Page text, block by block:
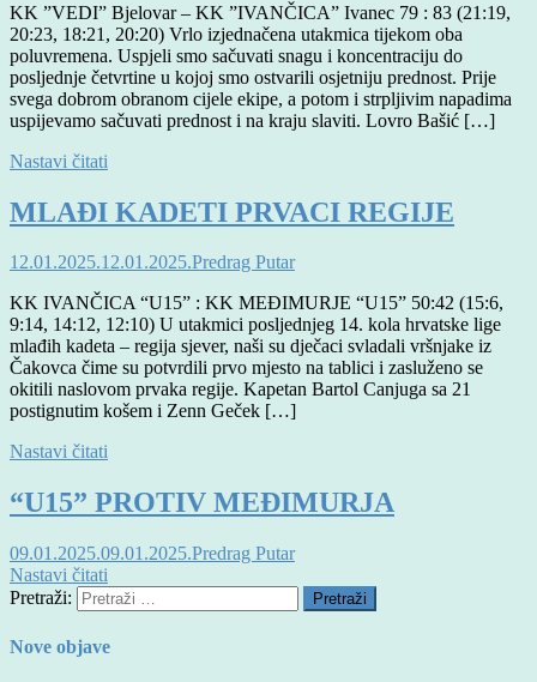
KK ”VEDI” Bjelovar – KK ”IVANČICA” Ivanec 79 : 83 (21:19,
20:23, 18:21, 20:20) Vrlo izjednačena utakmica tijekom oba
poluvremena. Uspjeli smo sačuvati snagu i koncentraciju do
posljednje četvrtine u kojoj smo ostvarili osjetniju prednost. Prije
svega dobrom obranom cijele ekipe, a potom i strpljivim napadima
uspijevamo sačuvati prednost i na kraju slaviti. Lovro Bašić […]
Nastavi čitati
MLAĐI KADETI PRVACI REGIJE
12.01.2025.12.01.2025.Predrag Putar
KK IVANČICA “U15” : KK MEĐIMURJE “U15” 50:42 (15:6,
9:14, 14:12, 12:10) U utakmici posljednjeg 14. kola hrvatske lige
mlađih kadeta – regija sjever, naši su dječaci svladali vršnjake iz
Čakovca čime su potvrdili prvo mjesto na tablici i zasluženo se
okitili naslovom prvaka regije. Kapetan Bartol Canjuga sa 21
postignutim košem i Zenn Geček […]
Nastavi čitati
“U15” PROTIV MEĐIMURJA
09.01.2025.09.01.2025.Predrag Putar
Nastavi čitati
Pretraži:
Nove objave